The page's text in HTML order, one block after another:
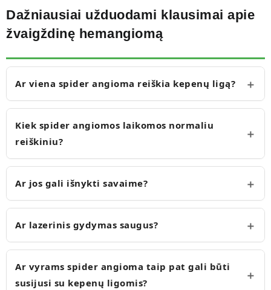
Dažniausiai užduodami klausimai apie
žvaigždinę hemangiomą
Ar viena spider angioma reiškia kepenų ligą?
Kiek spider angiomos laikomos normaliu
reiškiniu?
Ar jos gali išnykti savaime?
Ar lazerinis gydymas saugus?
Ar vyrams spider angioma taip pat gali būti
susijusi su kepenų ligomis?